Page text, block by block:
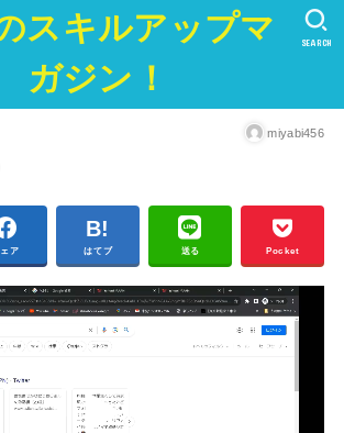
スキルアップマ
ガジン！
SEARCH
miyabi456
ア はてブ 送る Pocket